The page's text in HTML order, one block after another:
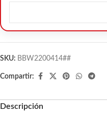
SKU: BBW2200414##
Compartir:
Descripción